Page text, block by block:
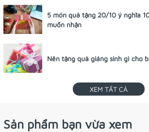
5 món quà tặng 20/10 ý nghĩa
muốn nhận
Nên tặng quà giáng sinh gì cho
XEM TẤT CẢ
Sản phẩm bạn vừa xem